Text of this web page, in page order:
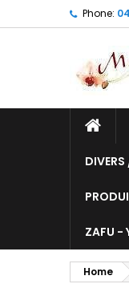
Phone:
ZAFU -
Home